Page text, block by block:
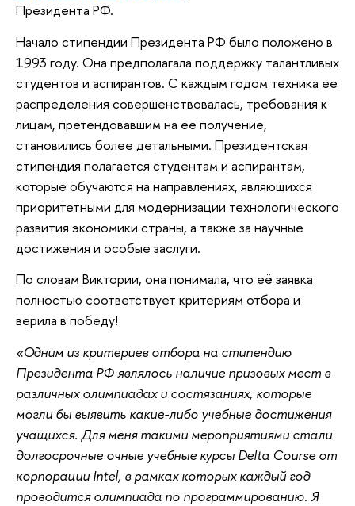
Президента РФ.
Начало стипендии Президента РФ было положено в
1993 году. Она предполагала поддержку талантливых
студентов и аспирантов. С каждым годом техника ее
распределения совершенствовалась, требования к
лицам, претендовавшим на ее получение,
становились более детальными. Президентская
стипендия полагается студентам и аспирантам,
которые обучаются на направлениях, являющихся
приоритетными для модернизации технологического
развития экономики страны, а также за научные
достижения и особые заслуги.
По словам Виктории, она понимала, что её заявка
полностью соответствует критериям отбора и
верила в победу!
«Одним из критериев отбора на стипендию
Президента РФ являлось наличие призовых мест в
различных олимпиадах и состязаниях, которые
могли бы выявить какие-либо учебные достижения
учащихся. Для меня такими мероприятиями стали
долгосрочные очные учебные курсы Delta Course от
корпорации Intel, в рамках которых каждый год
проводится олимпиада по программированию. Я